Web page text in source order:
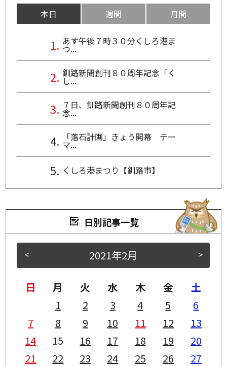
本日 週間 月間
あす午後７時３０分くしろ港ま
つ...
釧路新聞創刊８０周年記念「く
し...
７日、釧路新聞創刊８０周年記
念...
「落石計画」きょう開幕 テー
マ...
くしろ港まつり【釧路市】
日別記事一覧
< >
2021年2月
日 月 火 水 木 金
土
1
2 3 4 5
6
7
8 9 10 11 12
13
14
15 16 17 18 19
20
21
22 23 24 25 26
27